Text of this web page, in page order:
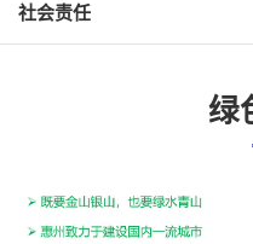
社会责任
绿